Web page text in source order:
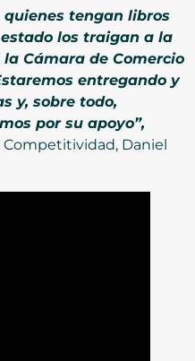
quienes tengan libros
los traigan a la
Cámara de Comercio
entregando y
y, sobre todo,
por su apoyo”,
Competitividad, Daniel